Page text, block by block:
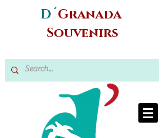
D´Granada
Souvenirs